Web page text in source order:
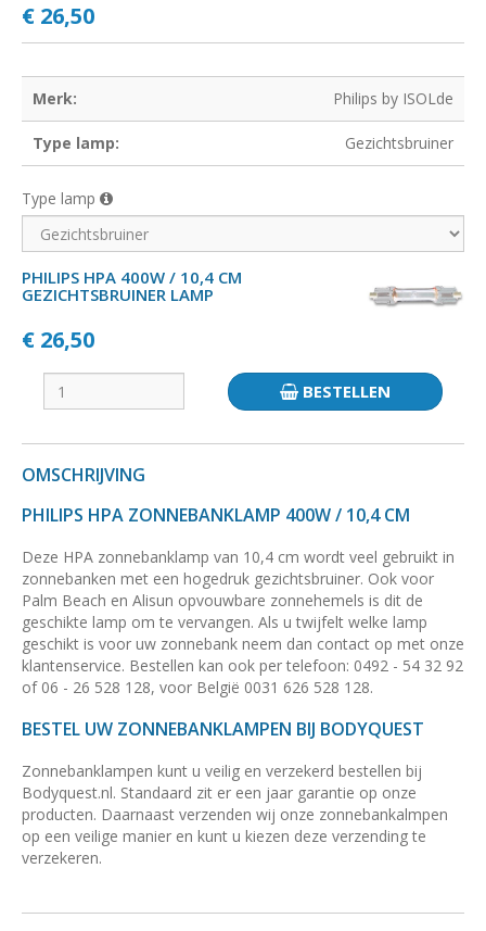
€ 26,50
Merk: Philips by ISOLde
Type lamp: Gezichtsbruiner
Type lamp
PHILIPS HPA 400W / 10,4 CM
GEZICHTSBRUINER LAMP
€ 26,50
BESTELLEN
OMSCHRIJVING
PHILIPS HPA ZONNEBANKLAMP 400W / 10,4 CM
Deze HPA zonnebanklamp van 10,4 cm wordt veel gebruikt in
zonnebanken met een hogedruk gezichtsbruiner. Ook voor
Palm Beach en Alisun opvouwbare zonnehemels is dit de
geschikte lamp om te vervangen. Als u twijfelt welke lamp
geschikt is voor uw zonnebank neem dan contact op met onze
klantenservice. Bestellen kan ook per telefoon: 0492 - 54 32 92
of 06 - 26 528 128, voor België 0031 626 528 128.
BESTEL UW ZONNEBANKLAMPEN BIJ BODYQUEST
Zonnebanklampen kunt u veilig en verzekerd bestellen bij
Bodyquest.nl. Standaard zit er een jaar garantie op onze
producten. Daarnaast verzenden wij onze zonnebankalmpen
op een veilige manier en kunt u kiezen deze verzending te
verzekeren.